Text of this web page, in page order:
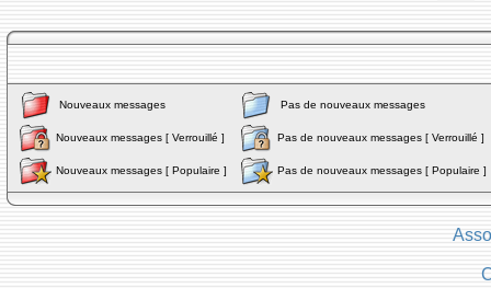
Nouveaux messages Pas de nouveaux messages
Nouveaux messages [ Verrouillé ] Pas de nouveaux messages [ Verrouillé ]
Nouveaux messages [ Populaire ] Pas de nouveaux messages [ Populaire ]